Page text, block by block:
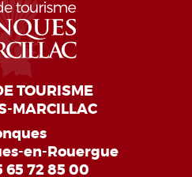
TOURISME
MARCILLAC
en-Rouergue
65 72 85 00